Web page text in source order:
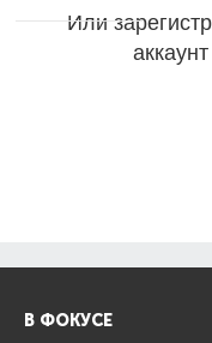
Или
В ФОКУСЕ